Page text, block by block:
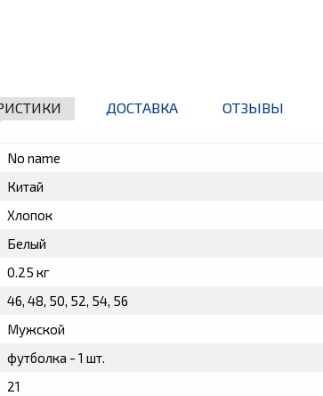
ДОСТАВКА ОТЗЫВЫ
No name
Китай
Хлопок
Белый
0.25 кг
46, 48, 50, 52, 54, 56
Мужской
футболка - 1 шт.
21